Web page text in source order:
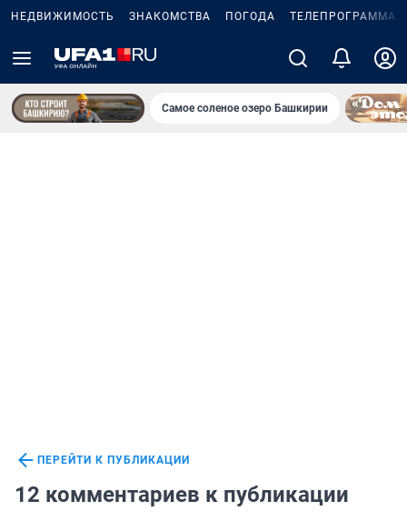
НЕДВИЖИМОСТЬ ЗНАКОМСТВА ПОГОДА ТЕЛЕПРОГРАММА
Самое соленое озеро Башкирии
ПЕРЕЙТИ К ПУБЛИКАЦИИ
12 комментариев к публикации